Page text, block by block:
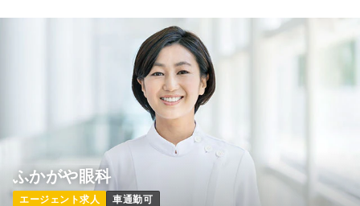
ふかがや眼科
エージェント求人 車通勤可